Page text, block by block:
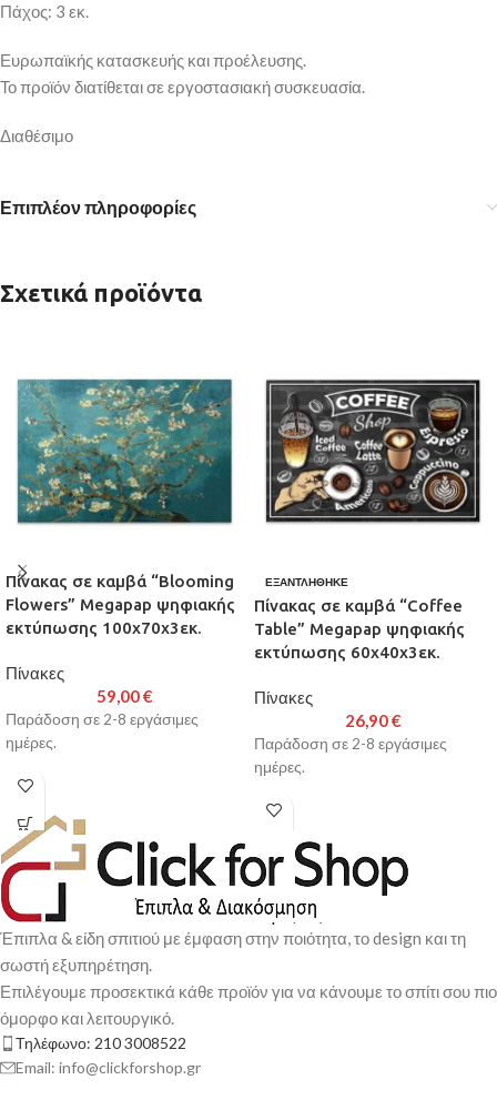
Πάχος: 3 εκ.
Ευρωπαϊκής κατασκευής και προέλευσης.
Το προϊόν διατίθεται σε εργοστασιακή συσκευασία.
Διαθέσιμο
Επιπλέον πληροφορίες
Σχετικά προϊόντα
Πίνακας σε καμβά “Blooming
Flowers” Megapap ψηφιακής
εκτύπωσης 100x70x3εκ.
Πίνακες
59,00€
Παράδοση σε 2-8 εργάσιμες
ημέρες.
ΕΞΑΝΤΛΉΘΗΚΕ
Πίνακας σε καμβά “Coffee
Table” Megapap ψηφιακής
εκτύπωσης 60x40x3εκ.
Πίνακες
26,90€
Παράδοση σε 2-8 εργάσιμες
ημέρες.
Έπιπλα & είδη σπιτιού με έμφαση στην ποιότητα, το design και τη
σωστή εξυπηρέτηση.
Επιλέγουμε προσεκτικά κάθε προϊόν για να κάνουμε το σπίτι σου πιο
όμορφο και λειτουργικό.
Τηλέφωνο: 210 3008522
Email: info@clickforshop.gr